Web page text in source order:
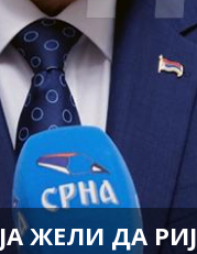
ЖЕЛИ ДА